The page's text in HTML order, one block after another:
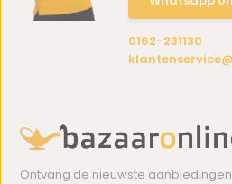
0162-231130
Ontvang de nieuwste